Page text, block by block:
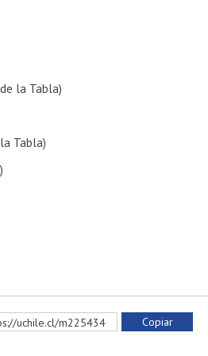
la Tabla)
Tabla)
uchile.cl/m225434 Copiar